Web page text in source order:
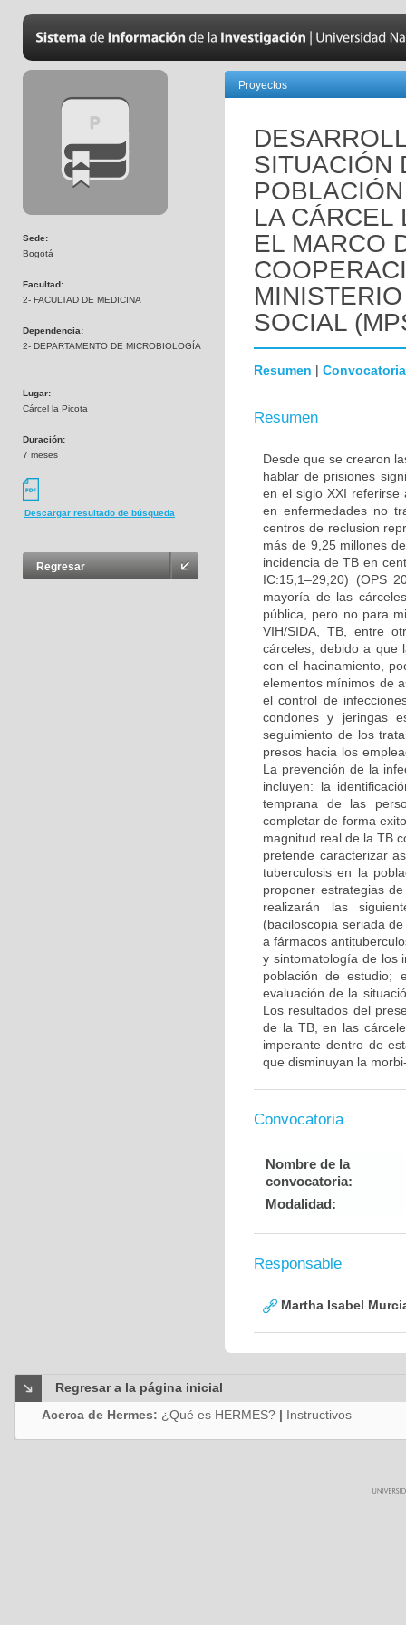
Sede:
Bogotá
Facultad:
2- FACULTAD DE MEDICINA
Dependencia:
2- DEPARTAMENTO DE MICROBIOLOGÍA
Lugar:
Cárcel la Picota
Duración:
7 meses
Descargar resultado de búsqueda
Regresar
Proyectos
SITUACIÓN
LA CÁRCEL
EL MARCO
SOCIAL
Resumen | Convocatoria
Resumen
Desde que se crearon
hablar de prisiones
en el siglo XXI referirse
en enfermedades no
centros de reclusion
más de 9,25 millones
incidencia de TB en
IC:15,1–29,20) (OPS
mayoría de las
pública, pero no para
VIH/SIDA, TB, entre
cárceles, debido a que
con el hacinamiento,
elementos mínimos de
el control de
condones y jeringas
seguimiento de los
presos hacia los
La prevención de la
incluyen: la
temprana de las
completar de forma
magnitud real de la TB
pretende caracterizar
tuberculosis en la
proponer estrategias
realizarán las
(baciloscopia seriada
a fármacos
y sintomatología de los
población de estudio;
evaluación de la
Los resultados del
de la TB, en las
imperante dentro de
que disminuyan la
Convocatoria
Nombre de la
convocatoria:
Modalidad:
Responsable
Martha Isabel
Regresar a la página inicial
Acerca de Hermes: ¿Qué es HERMES? | Instructivos